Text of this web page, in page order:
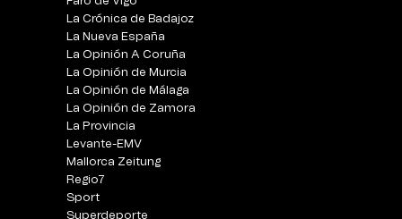
La Crónica de Badajoz
La Nueva España
La Opinión A Coruña
La Opinión de Murcia
La Opinión de Málaga
La Opinión de Zamora
La Provincia
Levante-EMV
Mallorca Zeitung
Regio7
Sport
Superdeporte